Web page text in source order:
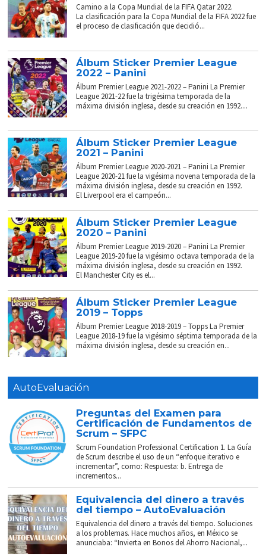
Camino a la Copa Mundial de la FIFA Qatar 2022.
La clasificación para la Copa Mundial de la FIFA 2022 fue
el proceso de clasificación que decidió...
Álbum Sticker Premier League
2022 – Panini
Álbum Premier League 2021-2022 – Panini La Premier
League 2021-22 fue la trigésima temporada de la
máxima división inglesa, desde su creación en 1992....
Álbum Sticker Premier League
2021 – Panini
Álbum Premier League 2020-2021 – Panini La Premier
League 2020-21 fue la vigésima novena temporada de la
máxima división inglesa, desde su creación en 1992.
El Liverpool era el campeón...
Álbum Sticker Premier League
2020 – Panini
Álbum Premier League 2019-2020 – Panini La Premier
League 2019-20 fue la vigésimo octava temporada de la
máxima división inglesa, desde su creación en 1992.
El Manchester City es el...
Álbum Sticker Premier League
2019 – Topps
Álbum Premier League 2018-2019 – Topps La Premier
League 2018-19 fue la vigésimo séptima temporada de la
máxima división inglesa, desde su creación en...
AutoEvaluación
Preguntas del Examen para
Certificación de Fundamentos de
Scrum – SFPC
Scrum Foundation Professional Certification 1. La Guía
de Scrum describe el uso de un “enfoque iterativo e
incrementar”, como: Respuesta: b. Entrega de
incrementos...
Equivalencia del dinero a través
del tiempo – AutoEvaluación
Equivalencia del dinero a través del tiempo. Soluciones
a los problemas. Hace muchos años, en México se
anunciaba: “Invierta en Bonos del Ahorro Nacional,...